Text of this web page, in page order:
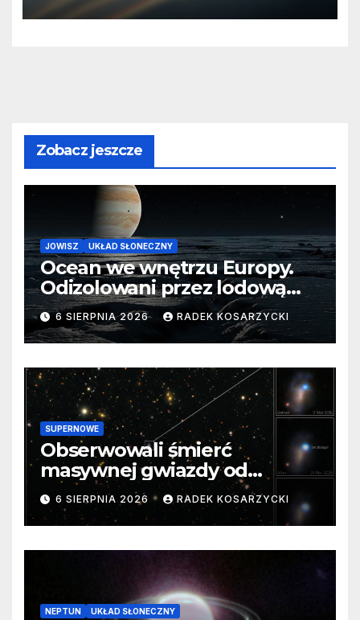
Zobacz jeszcze
JOWISZ UKŁAD SŁONECZNY
Ocean we wnętrzu Europy.
Odizolowani przez lodową
barierę
6 SIERPNIA 2026 RADEK KOSARZYCKI
SUPERNOWE
Obserwowali śmierć
masywnej gwiazdy od
samego początku. Niezwykle
cenne dane
6 SIERPNIA 2026 RADEK KOSARZYCKI
NEPTUN UKŁAD SŁONECZNY